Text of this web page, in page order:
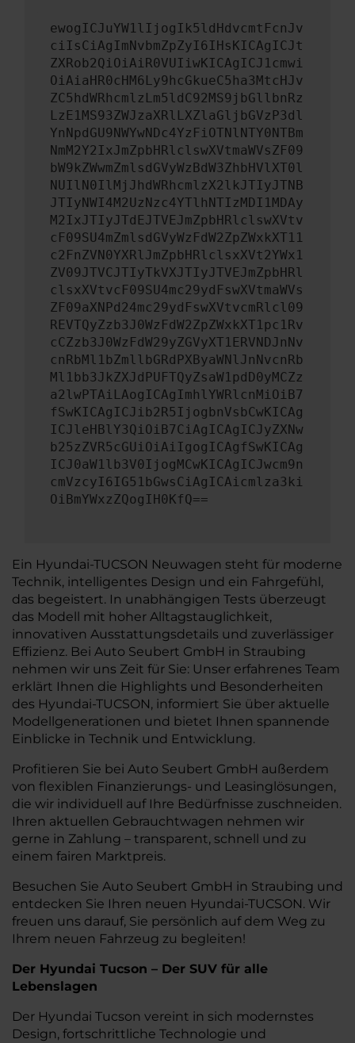
ewogICJuYW1lIjogIk5ldHdvcmtFcnJv
ciIsCiAgImNvbmZpZyI6IHsKICAgICJt
ZXRob2QiOiAiR0VUIiwKICAgICJ1cmwi
OiAiaHR0cHM6Ly9hcGkueC5ha3MtcHJv
ZC5hdWRhcmlzLm5ldC92MS9jbGllbnRz
LzE1MS93ZWJzaXRlLXZlaGljbGVzP3dl
YnNpdGU9NWYwNDc4YzFiOTNlNTY0NTBm
NmM2Y2IxJmZpbHRlclswXVtmaWVsZF09
bW9kZWwmZmlsdGVyWzBdW3ZhbHVlXT0l
NUIlN0IlMjJhdWRhcmlzX2lkJTIyJTNB
JTIyNWI4M2UzNzc4YTlhNTIzMDI1MDAy
M2IxJTIyJTdEJTVEJmZpbHRlclswXVtv
cF09SU4mZmlsdGVyWzFdW2ZpZWxkXT11
c2FnZVN0YXRlJmZpbHRlclsxXVt2YWx1
ZV09JTVCJTIyTkVXJTIyJTVEJmZpbHRl
clsxXVtvcF09SU4mc29ydFswXVtmaWVs
ZF09aXNPd24mc29ydFswXVtvcmRlcl09
REVTQyZzb3J0WzFdW2ZpZWxkXT1pc1Rv
cCZzb3J0WzFdW29yZGVyXT1ERVNDJnNv
cnRbMl1bZmllbGRdPXByaWNlJnNvcnRb
Ml1bb3JkZXJdPUFTQyZsaW1pdD0yMCZz
a2lwPTAiLAogICAgImhlYWRlcnMiOiB7
fSwKICAgICJib2R5IjogbnVsbCwKICAg
ICJleHBlY3QiOiB7CiAgICAgICJyZXNw
b25zZVR5cGUiOiAiIgogICAgfSwKICAg
ICJ0aW1lb3V0IjogMCwKICAgICJwcm9n
cmVzcyI6IG51bGwsCiAgICAicmlza3ki
OiBmYWxzZQogIH0KfQ==
Ein Hyundai-TUCSON Neuwagen steht für moderne
Technik, intelligentes Design und ein Fahrgefühl,
das begeistert. In unabhängigen Tests überzeugt
das Modell mit hoher Alltagstauglichkeit,
innovativen Ausstattungsdetails und zuverlässiger
Effizienz. Bei Auto Seubert GmbH in Straubing
nehmen wir uns Zeit für Sie: Unser erfahrenes Team
erklärt Ihnen die Highlights und Besonderheiten
des Hyundai-TUCSON, informiert Sie über aktuelle
Modellgenerationen und bietet Ihnen spannende
Einblicke in Technik und Entwicklung.
Profitieren Sie bei Auto Seubert GmbH außerdem
von flexiblen Finanzierungs- und Leasinglösungen,
die wir individuell auf Ihre Bedürfnisse zuschneiden.
Ihren aktuellen Gebrauchtwagen nehmen wir
gerne in Zahlung – transparent, schnell und zu
einem fairen Marktpreis.
Besuchen Sie Auto Seubert GmbH in Straubing und
entdecken Sie Ihren neuen Hyundai-TUCSON. Wir
freuen uns darauf, Sie persönlich auf dem Weg zu
Ihrem neuen Fahrzeug zu begleiten!
Der Hyundai Tucson – Der SUV für alle
Lebenslagen
Der Hyundai Tucson vereint in sich modernstes
Design, fortschrittliche Technologie und